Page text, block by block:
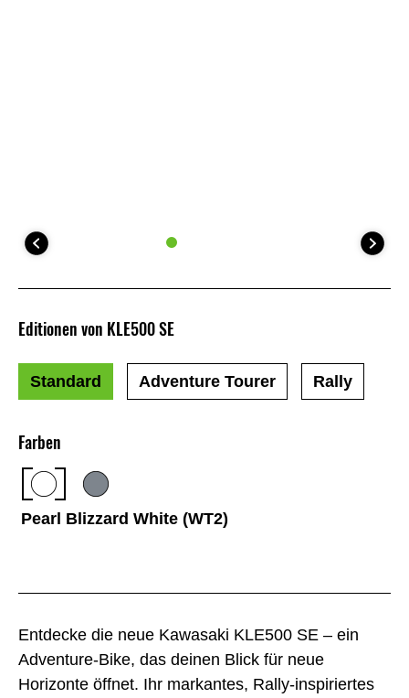
Entdecke die neue Kawasaki KLE500 SE – ein
Adventure-Bike, das deinen Blick für neue
Horizonte öffnet. Ihr markantes, Rally-inspiriertes
Farben
Pearl Blizzard White (WT2)
Editionen von KLE500 SE
Standard Adventure Tourer Rally